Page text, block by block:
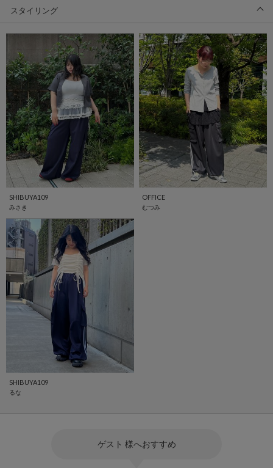
スタイリング
SHIBUYA109
みさき
OFFICE
むつみ
SHIBUYA109
るな
ゲスト 様へおすすめ